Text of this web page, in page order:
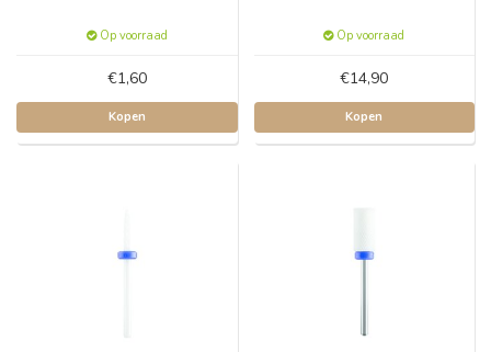
Op voorraad
€1,60
Kopen
Op voorraad
€14,90
Kopen